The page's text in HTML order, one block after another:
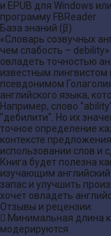
и EPUB для Windows
программу FBReader
База знаний (β)
«Словарь созвучных
чем слабость –
овладеть точностью
известным
псевдонимом
английского языка,
Например, слово
"дебилити". Но их
точное определение
контексте
использовании слов и
Книга будет полезна
изучающим
запас и улучшить
хочет овладеть
Отзывы и рецензии:
Минимальная длина
модерируются